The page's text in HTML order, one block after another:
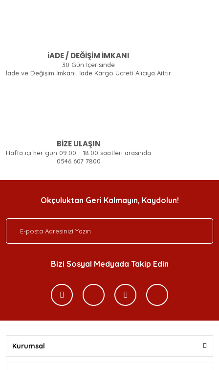
iADE / DEĞİŞİM İMKANI
30 Gün İçerisinde
İade ve Değişim İmkanı. İade Kargo Ücreti Alıcıya Aittir
BİZE ULAŞIN
Hafta içi her gün 09:00 - 18:00 saatleri arasında
0546 607 7800
Okçuluktan Geri Kalmayın, Kaydolun!
Bizi Sosyal Medyada Takip Edin
Kurumsal